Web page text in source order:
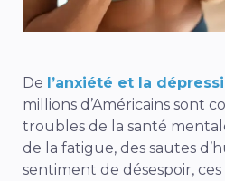
De l’anxiété et la
millions d’Américains sont
troubles de la santé
de la fatigue, des sautes
sentiment de désespoir,